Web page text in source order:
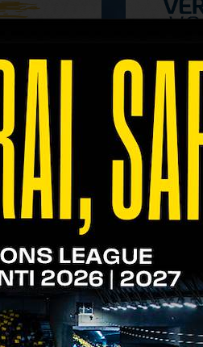
31/10/2023
4+
ancora